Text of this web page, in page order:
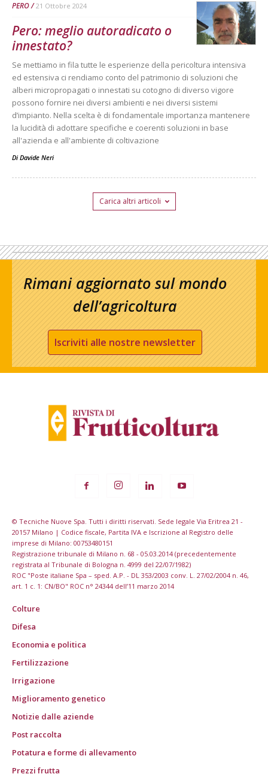
PERO 21 Ottobre 2024
Pero: meglio autoradicato o
innestato?
Se mettiamo in fila tutte le esperienze della pericoltura intensiva
ed estensiva ci rendiamo conto del patrimonio di soluzioni che
alberi micropropagati o innestati su cotogno di diverso vigore
possono fornire nei diversi ambienti e nei diversi sistemi
d’impianto. Nella scelta è di fondamentale importanza mantenere
la lucidità di adottare specifiche e coerenti soluzioni in base
all'azienda e all'ambiente di coltivazione
Di Davide Neri
Carica altri articoli
Rimani aggiornato sul mondo
dell’agricoltura
Iscriviti alle nostre newsletter
© Tecniche Nuove Spa. Tutti i diritti riservati. Sede legale Via Eritrea 21 -
20157 Milano | Codice fiscale, Partita IVA e Iscrizione al Registro delle
imprese di Milano: 00753480151
Registrazione tribunale di Milano n. 68 - 05.03.2014 (precedentemente
registrata al Tribunale di Bologna n. 4999 del 22/07/1982)
ROC "Poste italiane Spa – sped. A.P. - DL 353/2003 conv. L. 27/02/2004 n. 46,
art. 1 c. 1: CN/BO" ROC n° 24344 dell’11 marzo 2014
Colture
Difesa
Economia e politica
Fertilizzazione
Irrigazione
Miglioramento genetico
Notizie dalle aziende
Post raccolta
Potatura e forme di allevamento
Prezzi frutta